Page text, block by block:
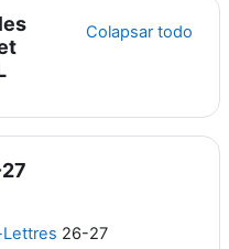
Colapsar todo
26-27